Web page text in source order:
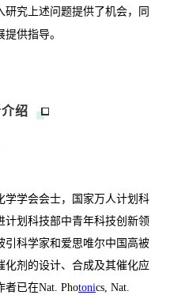
究上述问题提供了机会，同
供指导。
绍
学学会会士，国家万人计划科
划科技部中青年科技创新领
引科学家和爱思唯尔中国高被
化剂的设计、合成及其催化应
已在Nat. Photonics, Nat.